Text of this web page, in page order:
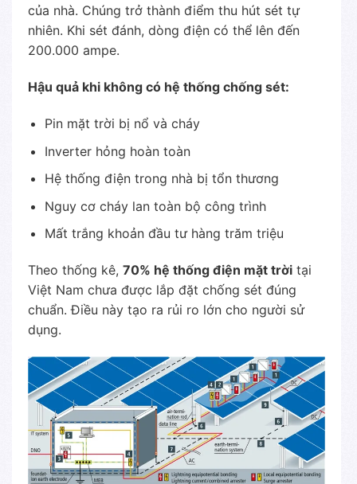
của nhà. Chúng trở thành điểm thu hút sét tự
nhiên. Khi sét đánh, dòng điện có thể lên đến
200.000 ampe.
Hậu quả khi không có hệ thống chống sét:
Pin mặt trời bị nổ và cháy
Inverter hỏng hoàn toàn
Hệ thống điện trong nhà bị tổn thương
Nguy cơ cháy lan toàn bộ công trình
Mất trắng khoản đầu tư hàng trăm triệu
Theo thống kê, 70% hệ thống điện mặt trời tại
Việt Nam chưa được lắp đặt chống sét đúng
chuẩn. Điều này tạo ra rủi ro lớn cho người sử
dụng.